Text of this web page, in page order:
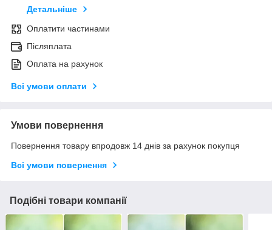
Детальніше
Оплатити частинами
Післяплата
Оплата на рахунок
Всі умови оплати
Умови повернення
Повернення товару впродовж 14 днів за рахунок покупця
Всі умови повернення
Подібні товари компанії